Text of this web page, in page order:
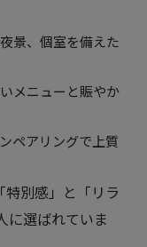
景、個室を備えた
メニューと賑やか
ペアリングで上質
特別感」と「リラ
に選ばれていま